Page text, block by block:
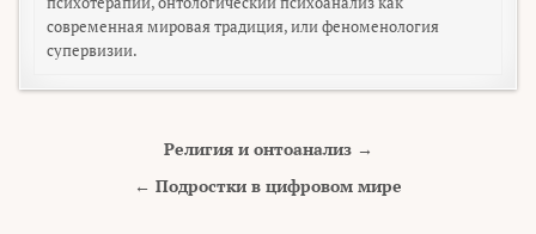
современная мировая традиция, или феноменология
супервизии.
Навигация по записям
Религия и онтоанализ →
← Подростки в цифровом мире